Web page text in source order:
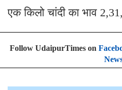
एक किलो चांदी का भाव
Follow UdaipurTimes on